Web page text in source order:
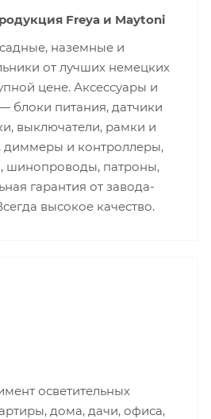
Freya и Maytoni
наземные и
от лучших немецких
цене. Аксессуары и
блоки питания, датчики
выключатели, рамки и
диммеры и контроллеры,
шинопроводы, патроны,
гарантия от завода-
высокое качество.
осветительных
дома, дачи, офиса,